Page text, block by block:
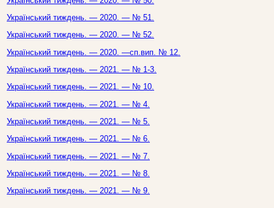
Український тиждень. — 2020. — № 51.
Український тиждень. — 2020. — № 52.
Український тиждень. — 2020. —сп.вип. № 12.
Український тиждень. — 2021. — № 1-3.
Український тиждень. — 2021. — № 10.
Український тиждень. — 2021. — № 4.
Український тиждень. — 2021. — № 5.
Український тиждень. — 2021. — № 6.
Український тиждень. — 2021. — № 7.
Український тиждень. — 2021. — № 8.
Український тиждень. — 2021. — № 9.